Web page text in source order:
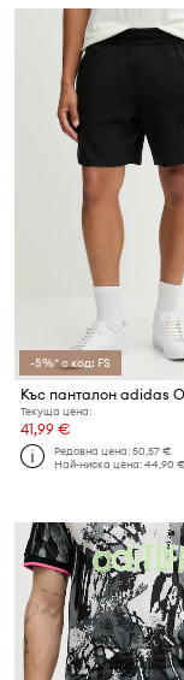
-5%* с код: FS
Текуща цена:
41,99 €
Редовна цена:50,57 €
Най-ниска цена:44,90